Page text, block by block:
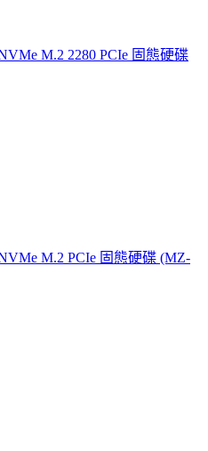
M.2 2280 PCIe 固態硬碟
M.2 PCIe 固態硬碟 (MZ-